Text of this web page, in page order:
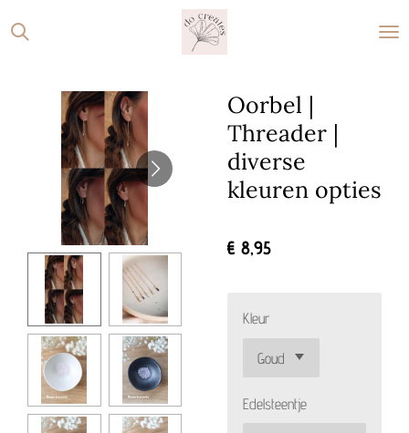
Ga
direct
hoofdinhoud
Oorbel |
Threader |
diverse
kleuren opties
€ 8,95
Kleur
Edelsteentje